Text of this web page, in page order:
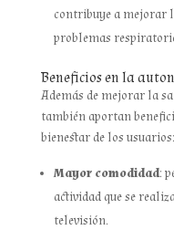
contribuye a mejorar
problemas
Beneficios en la
Además de mejorar la
también aportan
bienestar de los usuarios:
Mayor comodidad:
actividad que se
televisión.